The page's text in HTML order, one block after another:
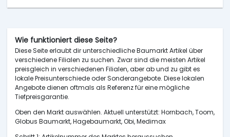
Wie funktioniert diese Seite?
Diese Seite erlaubt dir unterschiedliche Baumarkt Artikel über
verschiedene Filialen zu suchen. Zwar sind die meisten Artikel
preisgleich in verschiedenen Filialen, aber ab und zu gibt es
lokale Preisunterschiede oder Sonderangebote. Diese lokalen
Angebote dienen oftmals als Referenz für eine mögliche
Tiefpreisgarantie.
Oben den Markt auswählen. Aktuell unterstützt: Hornbach, Toom,
Globus Baumarkt, Hagebaumarkt, Obi, Medimax